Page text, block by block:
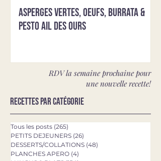
Asperges vertes, oeufs, burrata &
pesto ail des ours
RDV la semaine prochaine pour
une nouvelle recette!
Recettes par catégorie
Tous les posts (265)
PETITS DEJEUNERS (26)
DESSERTS/COLLATIONS (48)
PLANCHES APERO (4)